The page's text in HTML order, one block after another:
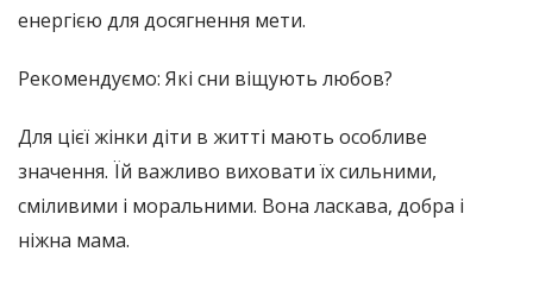
енергією для досягнення мети.
Рекомендуємо: Які сни віщують любов?
Для цієї жінки діти в житті мають особливе
значення. Їй важливо виховати їх сильними,
сміливими і моральними. Вона ласкава, добра і
ніжна мама.